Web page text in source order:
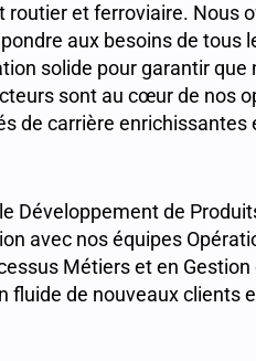
et ferroviaire. Nous
aux besoins de tous
solide pour garantir que
sont au cœur de nos
de carrière enrichissantes
Développement de
avec nos équipes
Métiers et en Gestion
fluide de nouveaux clients